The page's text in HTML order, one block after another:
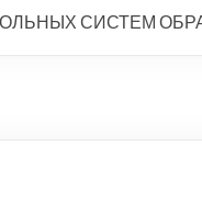
СИСТЕМ